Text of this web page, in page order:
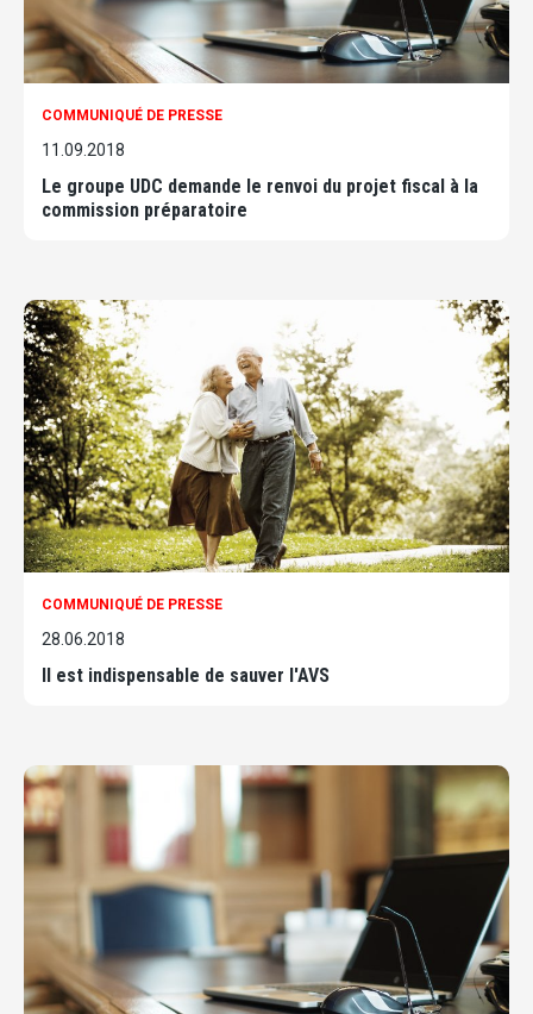
COMMUNIQUÉ DE PRESSE
11.09.2018
Le groupe UDC demande le renvoi du projet fiscal à la
commission préparatoire
COMMUNIQUÉ DE PRESSE
28.06.2018
Il est indispensable de sauver l'AVS